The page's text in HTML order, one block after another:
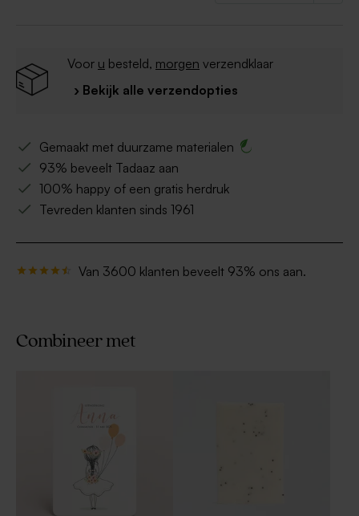
Voor u besteld, morgen verzendklaar
› Bekijk alle verzendopties
Gemaakt met duurzame materialen
93% beveelt Tadaaz aan
100% happy of een gratis herdruk
Tevreden klanten sinds 1961
Van 3600 klanten beveelt 93% ons aan.
Combineer met